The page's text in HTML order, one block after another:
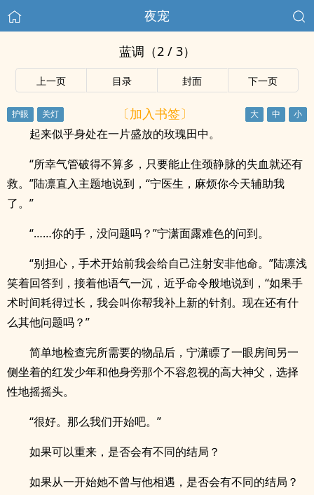
夜宠
蓝调（2 / 3）
上一页 目录 封面 下一页
〔加入书签〕
起来似乎身处在一片盛放的玫瑰田中。
“所幸气管破得不算多，只要能止住颈静脉的失血就还有
救。”陆凛直入主题地说到，“宁医生，麻烦你今天辅助我
了。”
“……你的手，没问题吗？”宁潇面露难色的问到。
“别担心，手术开始前我会给自己注射安非他命。”陆凛浅
笑着回答到，接着他语气一沉，近乎命令般地说到，“如果手
术时间耗得过长，我会叫你帮我补上新的针剂。现在还有什
么其他问题吗？”
简单地检查完所需要的物品后，宁潇瞟了一眼房间另一
侧坐着的红发少年和他身旁那个不容忽视的高大神父，选择
性地摇摇头。
“很好。那么我们开始吧。”
如果可以重来，是否会有不同的结局？
如果从一开始她不曾与他相遇，是否会有不同的结局？